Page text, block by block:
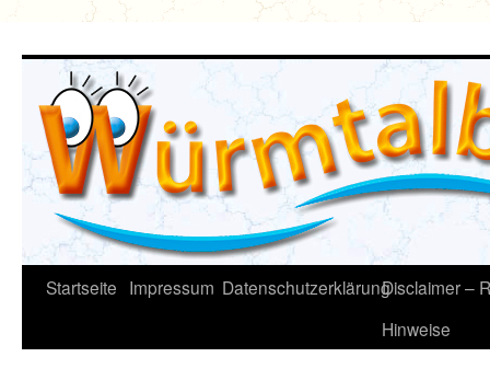
springen
Startseite Impressum DatenschutzerklärungDisclaimer –
Hinweise